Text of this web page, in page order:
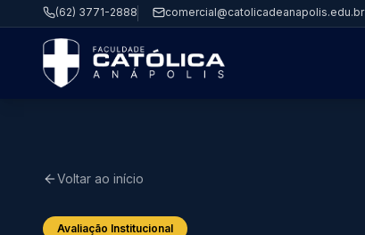
(62) 3771-2888 comercial@catolicadeanapolis.edu.br
Voltar ao início
Avaliação Institucional